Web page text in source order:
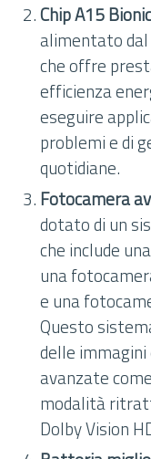
Chip A15 Bionic
alimentato dal
che offre
efficienza
eseguire
problemi e di
quotidiane.
Fotocamera
dotato di un
che include
una
e una
Questo
delle
avanzate
modalità
Dolby Vision